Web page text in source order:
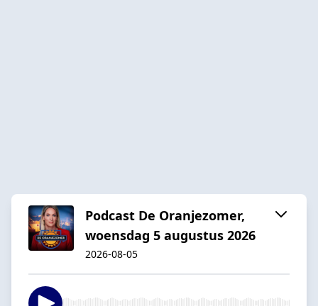
Podcast De Oranjezomer,
woensdag 5 augustus 2026
2026-08-05